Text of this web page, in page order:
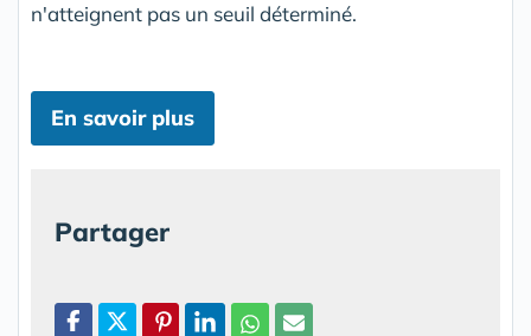
n'atteignent pas un seuil déterminé.
En savoir plus
Partager